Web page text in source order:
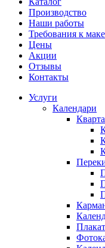
Производство
Наши работы
Требования к
Цены
Акции
Отзывы
Контакты
Услуги
Календари